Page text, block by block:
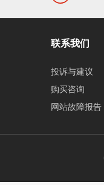
联系我们
投诉与建议
购买咨询
网站故障报告